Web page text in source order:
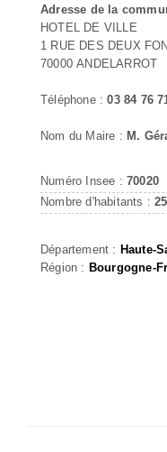
Adresse de la
HOTEL DE VILLE
1 RUE DES DEUX
70000 ANDELARROT
Téléphone :03 84 76
Nom du Maire : M.
Numéro Insee : 70020
Nombre d'habitants :
Département : Haute-
Région : Bourgogne-